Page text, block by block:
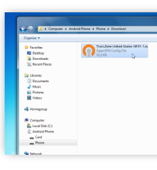
Trust.Zone-United-States-NFX1-1.ovpn